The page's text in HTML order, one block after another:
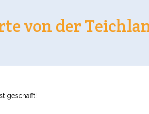
von der
geschafft!